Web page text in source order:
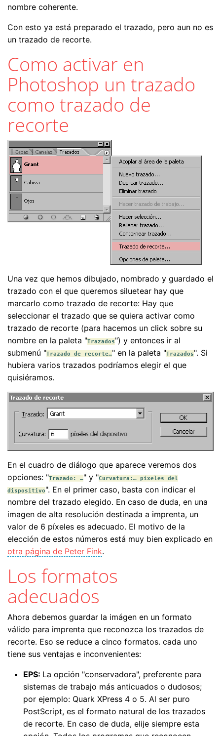
nombre coherente.
Con esto ya está preparado el trazado, pero aun no es
un trazado de recorte.
Como activar en
Photoshop un trazado
como trazado de
recorte
Una vez que hemos dibujado, nombrado y guardado el
trazado con el que queremos siluetear hay que
marcarlo como trazado de recorte: Hay que
seleccionar el trazado que se quiera activar como
trazado de recorte (para hacemos un click sobre su
nombre en la paleta "Trazados") y entonces ir al
submenú "Trazado de recorte…" en la paleta "Trazados". Si
hubiera varios trazados podríamos elegir el que
quisiéramos.
En el cuadro de diálogo que aparece veremos dos
opciones: "Trazado: …" y "Curvatura:… píxeles del
dispositivo". En el primer caso, basta con indicar el
nombre del trazado elegido. En caso de duda, en una
imagen de alta resolución destinada a imprenta, un
valor de 6 píxeles es adecuado. El motivo de la
elección de estos números está muy bien explicado en
otra página de Peter Fink.
Los formatos
adecuados
Ahora debemos guardar la imágen en un formato
válido para imprenta que reconozca los trazados de
recorte. Eso se reduce a cinco formatos. cada uno
tiene sus ventajas e inconvenientes:
EPS: La opción "conservadora", preferente para
sistemas de trabajo más anticuados o dudosos;
por ejemplo: Quark XPress 4 o 5. Al ser puro
PostScript, es el formato natural de los trazados
de recorte. En caso de duda, elije siempre esta